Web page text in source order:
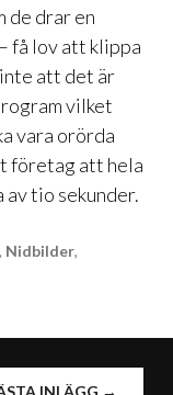
de drar en
få lov att klippa
att det är
vilket
vara orörda
företag att hela
av tio sekunder.
, Nidbilder,
INLÄGG →